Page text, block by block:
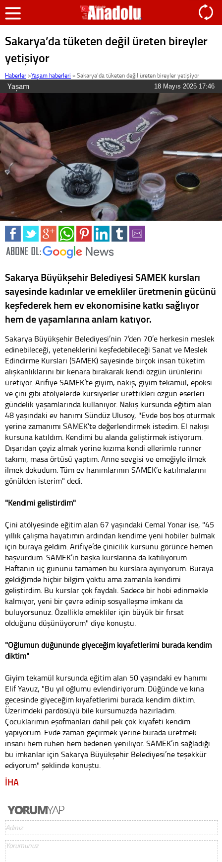
Sakarya’da tüketen değil üreten bireyler
yetişiyor
Haberler >Yaşam haberleri »Sakarya’da tüketen değil üreten bireyler yetişiyor
Yaşam 18 Mayıs 2025 17:46
Sakarya Büyükşehir Belediyesi SAMEK kursları
sayesinde kadınlar ve emekliler üretmenin gücünü
keşfederek hem ev ekonomisine katkı sağlıyor
hem de yaşamlarına anlam katıyor.
Sakarya Büyükşehir Belediyesi’nin 7’den 70’e herkesin meslek
edinebileceği, yeteneklerini keşfedebileceği Sanat ve Meslek
Edindirme Kursları (SAMEK) sayesinde birçok insan tüketim
alışkanlıklarını bir kenara bırakarak kendi özgün ürünlerini
üretiyor. Arifiye SAMEK’te giyim, nakış, giyim tekamül, epoksi
ve çini gibi atölyelerde kursiyerler ürettikleri özgün eserleri
gündelik yaşamlarında kullanıyor. Nakış kursunda eğitim alan
48 yaşındaki ev hanımı Sündüz Ulusoy, "Evde boş boş oturmak
yerine zamanımı SAMEK’te değerlendirmek istedim. El nakışı
kursuna katıldım. Kendimi bu alanda geliştirmek istiyorum.
Dışarıdan çeyiz almak yerine kızıma kendi ellerimle runner
takımı, masa örtüsü yaptım. Anne sevgisi ve emeğiyle ilmek
ilmek dokudum. Tüm ev hanımlarının SAMEK’e katılmalarını
gönülden isterim" dedi.
"Kendimi geliştirdim"
Çini atölyesinde eğitim alan 67 yaşındaki Cemal Yonar ise, "45
yıllık çalışma hayatımın ardından kendime yeni hobiler bulmak
için buraya geldim. Arifiye’de çinicilik kursunu görünce hemen
başvurdum. SAMEK’in başka kurslarına da katılıyorum.
Haftanın üç gününü tamamen bu kurslara ayırıyorum. Buraya
geldiğimde hiçbir bilgim yoktu ama zamanla kendimi
geliştirdim. Bu kurslar çok faydalı. Sadece bir hobi edinmekle
kalmıyor, yeni bir çevre edinip sosyalleşme imkanı da
buluyorsunuz. Özellikle emekliler için büyük bir fırsat
olduğunu düşünüyorum" diye konuştu.
"Oğlumun düğününde giyeceğim kıyafetlerimi burada kendim
diktim"
Giyim tekamül kursunda eğitim alan 50 yaşındaki ev hanımı
Elif Yavuz, "Bu yıl oğlumu evlendiriyorum. Düğünde ve kına
gecesinde giyeceğim kıyafetlerimi burada kendim diktim.
Üzerimdeki pardösüyü bile kursumuzda hazırladım.
Çocuklarımın eşofmanları dahil pek çok kıyafeti kendim
yapıyorum. Evde zaman geçirmek yerine burada üretmek
insanı hem ruhen hem bedenen yeniliyor. SAMEK’in sağladığı
bu imkanlar için Sakarya Büyükşehir Belediyesi’ne teşekkür
ediyorum" şeklinde konuştu.
İHA